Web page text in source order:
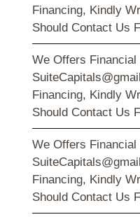
Financing, Kindly
Should Contact Us
We Offers Financial
Financing, Kindly
Should Contact Us
We Offers Financial
Financing, Kindly
Should Contact Us